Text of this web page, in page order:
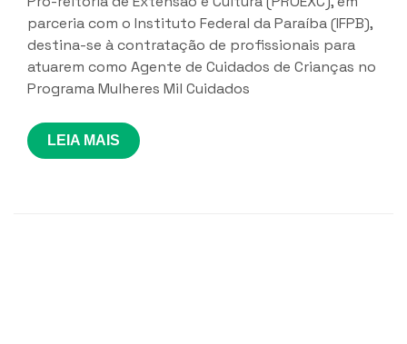
parceria com o Instituto Federal da Paraíba (IFPB),
destina-se à contratação de profissionais para
atuarem como Agente de Cuidados de Crianças no
Programa Mulheres Mil Cuidados
LEIA MAIS